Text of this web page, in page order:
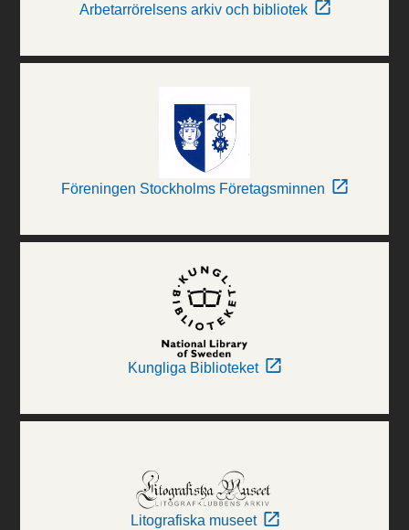
Arbetarrörelsens arkiv och bibliotek
Föreningen Stockholms Företagsminnen
Kungliga Biblioteket
Litografiska museet